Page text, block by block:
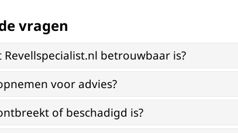
vragen
Revellspecialist.nl betrouwbaar is?
voor advies?
of beschadigd is?